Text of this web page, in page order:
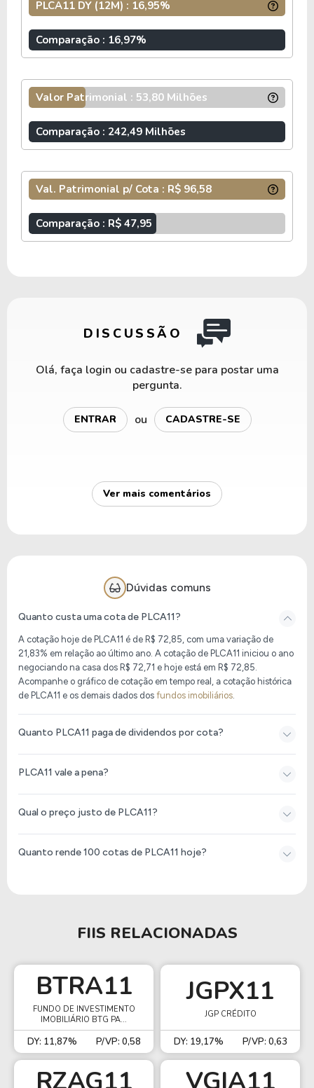
INFORMAÇÕES ADICIONAIS
O fundoPLURAL CRÉDITO AGRO, de CNPJ
tipo Outro e do segmentoFiagros. OPLCA11
possui atualmente um total de 557.019 cotas que
estão divididas entre 2.420 cotistas.
O fundo PLCA11 cobra 1,15% a.a. de taxa de
administração e possui atualmente um P/VP
(preço sobre valor patrimonial) de 0.75 e um
de 16.95%.
PLCA11 DY (12M) : 16,95%
Comparação : 16,97%
Valor Patrimonial : 53,80 Milhões
Comparação : 242,49 Milhões
Val. Patrimonial p/ Cota : R$ 96,58
Comparação : R$ 47,95
DISCUSSÃO
Olá, faça login ou cadastre-se para postar uma
pergunta.
ENTRAR ou CADASTRE-SE
Ver mais comentários
Dúvidas comuns
Quanto custa uma cota de PLCA11?
A cotação hoje de PLCA11 é de R$ 72,85 , com uma variação de
21,83% em relação ao último ano. A cotação de PLCA11 iniciou o ano
negociando na casa dos R$ 72,71 e hoje está em R$ 72,85
Acompanhe o gráfico de cotação em tempo real, a cotação histórica
de PLCA11 e os demais dados dos fundos imobiliários
Quanto PLCA11 paga de dividendos por cota?
PLCA11 vale a pena?
Qual o preço justo de PLCA11?
Quanto rende 100 cotas de PLCA11 hoje?
FIIS RELACIONADAS
BTRA11
FUNDO DE INVESTIMENTO
IMOBILIÁRIO BTG PA...
DY: 11,87% P/VP: 0,58
JGPX11
JGP CRÉDITO
DY: 19,17% P/VP: 0,63
RZAG11 VGIA11